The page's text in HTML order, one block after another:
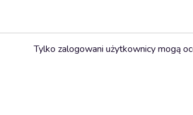
Tylko zalogowani użytkownicy mogą